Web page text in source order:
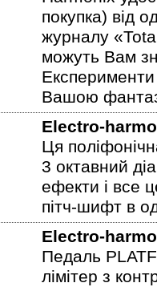
покупка) від
журналу
можуть Вам
Вашою
Electro-
Ця
3 октавний
ефекти і все
пітч-шифт в
Electro-
Педаль
лімітер з